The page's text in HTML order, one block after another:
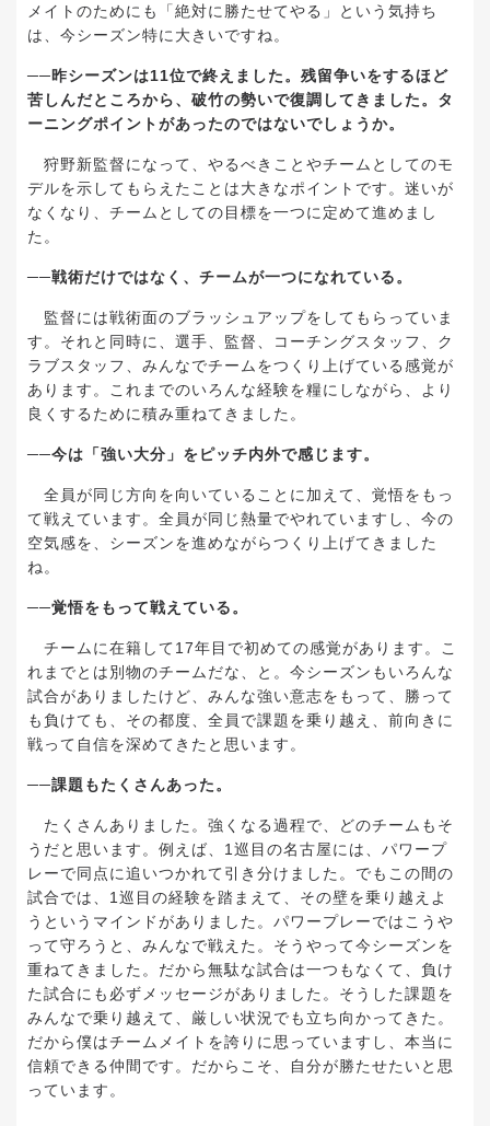
メイトのためにも「絶対に勝たせてやる」という気持ち
は、今シーズン特に大きいですね。
──昨シーズンは11位で終えました。残留争いをするほど
苦しんだところから、破竹の勢いで復調してきました。タ
ーニングポイントがあったのではないでしょうか。
狩野新監督になって、やるべきことやチームとしてのモ
デルを示してもらえたことは大きなポイントです。迷いが
なくなり、チームとしての目標を一つに定めて進めまし
た。
──戦術だけではなく、チームが一つになれている。
監督には戦術面のブラッシュアップをしてもらっていま
す。それと同時に、選手、監督、コーチングスタッフ、ク
ラブスタッフ、みんなでチームをつくり上げている感覚が
あります。これまでのいろんな経験を糧にしながら、より
良くするために積み重ねてきました。
──今は「強い大分」をピッチ内外で感じます。
全員が同じ方向を向いていることに加えて、覚悟をもっ
て戦えています。全員が同じ熱量でやれていますし、今の
空気感を、シーズンを進めながらつくり上げてきました
ね。
──覚悟をもって戦えている。
チームに在籍して17年目で初めての感覚があります。こ
れまでとは別物のチームだな、と。今シーズンもいろんな
試合がありましたけど、みんな強い意志をもって、勝って
も負けても、その都度、全員で課題を乗り越え、前向きに
戦って自信を深めてきたと思います。
──課題もたくさんあった。
たくさんありました。強くなる過程で、どのチームもそ
うだと思います。例えば、 1 巡目の名古屋には、パワープ
レーで同点に追いつかれて引き分けました。でもこの間の
試合では、 1 巡目の経験を踏まえて、その壁を乗り越えよ
うというマインドがありました。パワープレーではこうや
って守ろうと、みんなで戦えた。そうやって今シーズンを
重ねてきました。だから無駄な試合は一つもなくて、負け
た試合にも必ずメッセージがありました。そうした課題を
みんなで乗り越えて、厳しい状況でも立ち向かってきた。
だから僕はチームメイトを誇りに思っていますし、本当に
信頼できる仲間です。だからこそ、自分が勝たせたいと思
っています。